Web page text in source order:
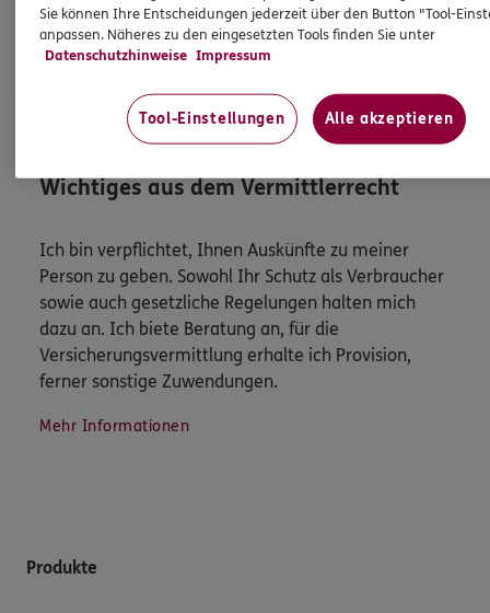
Wichtiges aus dem Vermittlerrecht
Ich bin verpflichtet, Ihnen Auskünfte zu meiner
Person zu geben. Sowohl Ihr Schutz als Verbraucher
sowie auch gesetzliche Regelungen halten mich
dazu an. Ich biete Beratung an, für die
Versicherungsvermittlung erhalte ich Provision,
ferner sonstige Zuwendungen.
Mehr Informationen
Produkte
Sie können Ihre Entscheidungen jederzeit über den Button "Tool-
anpassen. Näheres zu den eingesetzten Tools finden Sie unter
Datenschutzhinweise Impressum
Tool-Einstellungen Alle akzeptieren